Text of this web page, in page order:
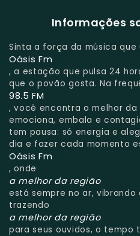
Informações
Sinta a força da música que
Oásis Fm
, a estação que pulsa 24
que o povão gosta. Na
98.5 FM
, você encontra o melhor
emociona, embala e
tem pausa: só energia e
dia e fazer cada momento
Oásis Fm
, onde
a melhor da região
está sempre no ar,
trazendo
a melhor da região
para seus ouvidos, o tempo